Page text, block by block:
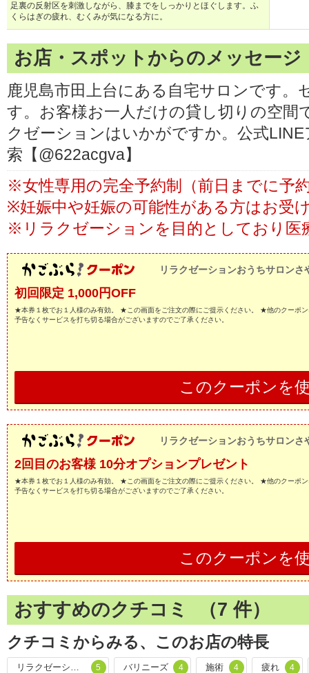
足裏の反射区を刺激しながら、膝までをしっかりとほぐします。ふ
くらはぎの疲れ、むくみが気になる方に。
お店・スポットからのメッセージ
鹿児島市田上台にある自宅サロンです
す。お客様お一人だけの貸し切りの空間
クゼーションはいかがですか。公式
索【@622acgva】
※女性専用の完全予約制（前日までに予
※妊娠中や妊娠の可能性がある方はお受
※リラクゼーションを目的としており医
リラクゼーションおうちサロンさ
初回限定 1,000円OFF
★本券１枚でお１人様のみ有効。 ★この画面をご注文の際にご提示ください。 ★他のクーポ
予告なくサービスを打ち切る場合がございますのでご了承ください。
このクーポンを
リラクゼーションおうちサロンさ
2回目のお客様 10分オプションプレゼント
★本券１枚でお１人様のみ有効。 ★この画面をご注文の際にご提示ください。 ★他のクーポ
予告なくサービスを打ち切る場合がございますのでご了承ください。
このクーポンを
おすすめのクチコミ （7 件）
クチコミからみる、このお店の特長
リラクゼーション 5 バリニーズ 4 施術 4 疲れ 4